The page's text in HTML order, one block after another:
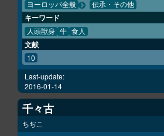
ヨーロッパ全般 伝承・その他
キーワード
人頭獣身 牛 食人
文献
10
Last-update:
2016-01-14
千々古
ちぢこ